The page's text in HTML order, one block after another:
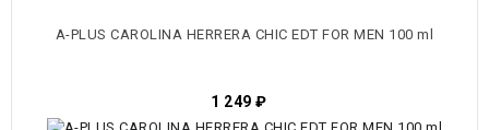
A-PLUS CAROLINA HERRERA CHIC EDT FOR MEN 100 ml
1 249 ₽